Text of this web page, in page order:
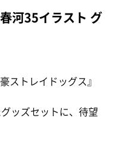
河35イラスト グ
ストレイドッグス』
ッズセットに、待望